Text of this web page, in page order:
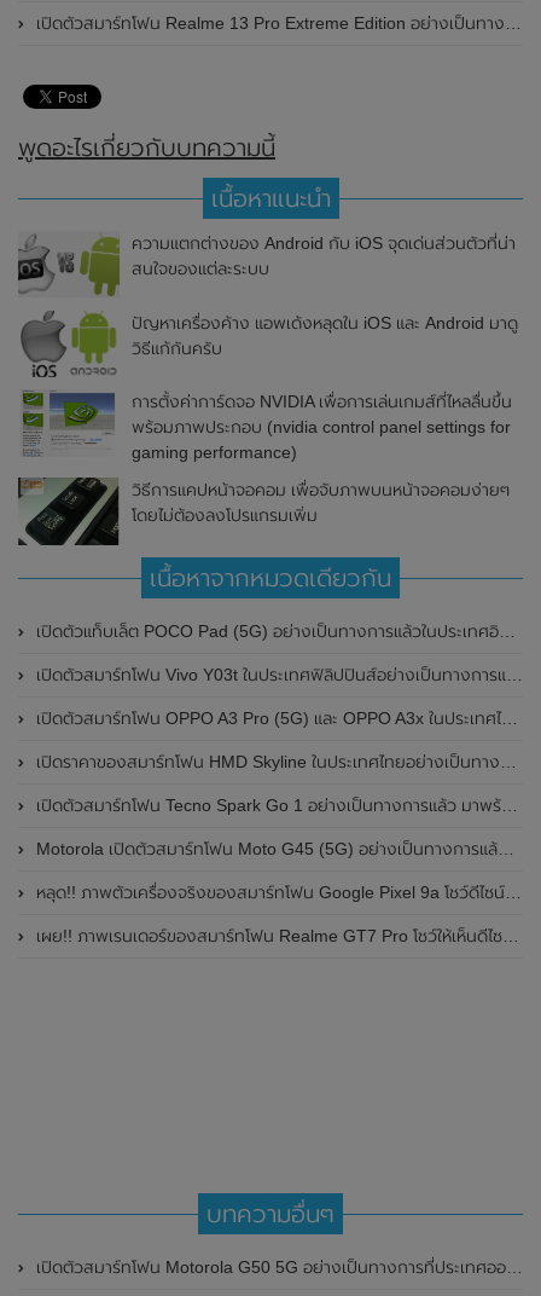
เปิดตัวสมาร์ทโฟน Realme 13 Pro Extreme Edition อย่างเป็นทางการแล้วในประเทศจีน
พูดอะไรเกี่ยวกับบทความนี้
เนื้อหาแนะนำ
ความแตกต่างของ Android กับ iOS จุดเด่นส่วนตัวที่น่า
สนใจของแต่ละระบบ
ปัญหาเครื่องค้าง แอพเด้งหลุดใน iOS และ Android มาดู
วิธีแก้กันครับ
การตั้งค่าการ์ดจอ NVIDIA เพื่อการเล่นเกมส์ที่ไหลลื่นขึ้น
พร้อมภาพประกอบ (nvidia control panel settings for
gaming performance)
วิธีการแคปหน้าจอคอม เพื่อจับภาพบนหน้าจอคอมง่ายๆ
โดยไม่ต้องลงโปรแกรมเพิ่ม
เนื้อหาจากหมวดเดียวกัน
เปิดตัวแท็บเล็ต POCO Pad (5G) อย่างเป็นทางการแล้วในประเทศอินเดีย มาพร้อมชิปเซ็ต Snapdragon 7s Gen 2 ของ Qualcomm และรองรับเครือข่าย 5G
เปิดตัวสมาร์ทโฟน Vivo Y03t ในประเทศฟิลิปปินส์อย่างเป็นทางการแล้ว มาพร้อมชิปเซ็ต Unisoc T612 , กล้องหลัง ความละเอียด 13MP , แบตเตอรี่ 5,000mAh และหน้าจอแสดงผล LCD / 90Hz
เปิดตัวสมาร์ทโฟน OPPO A3 Pro (5G) และ OPPO A3x ในประเทศไทยอย่างเป็นทางการแล้ว ในราคาเริ่มต้นเพียง 3,999 บาท
เปิดราคาของสมาร์ทโฟน HMD Skyline ในประเทศไทยอย่างเป็นทางการแล้ว ราคา 14,990 บาท
เปิดตัวสมาร์ทโฟน Tecno Spark Go 1 อย่างเป็นทางการแล้ว มาพร้อมหน้าจอแสดงผล LCD / 120Hz , แบตเตอรี่ 5,000mAh และใช้ชิปเซ็ต Unisoc
Motorola เปิดตัวสมาร์ทโฟน Moto G45 (5G) อย่างเป็นทางการแล้วในอินเดีย
หลุด!! ภาพตัวเครื่องจริงของสมาร์ทโฟน Google Pixel 9a โชว์ดีไซน์ใหม่ กล้องหลังแบนราบ ไม่มีกรอบของกล้องแล้ว
เผย!! ภาพเรนเดอร์ของสมาร์ทโฟน Realme GT7 Pro โชว์ให้เห็นดีไซน์ใหม่ พร้อมเผยรายละเอียดสเปกที่สำคัญบางส่วน
บทความอื่นๆ
เปิดตัวสมาร์ทโฟน Motorola G50 5G อย่างเป็นทางการที่ประเทศออสเตรเลีย มาพร้อมชิปเซ็ต Dimensity 700